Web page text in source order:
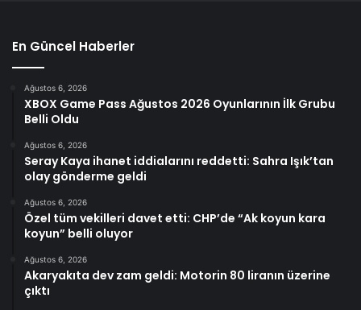
En Güncel Haberler
Ağustos 6, 2026
XBOX Game Pass Ağustos 2026 Oyunlarının İlk Grubu
Belli Oldu
Ağustos 6, 2026
Seray Kaya ihanet iddialarını reddetti: Sahra Işık’tan
olay gönderme geldi
Ağustos 6, 2026
Özel tüm vekilleri davet etti: CHP’de “Ak koyun kara
koyun” belli oluyor
Ağustos 6, 2026
Akaryakıta dev zam geldi: Motorin 80 liranın üzerine
çıktı